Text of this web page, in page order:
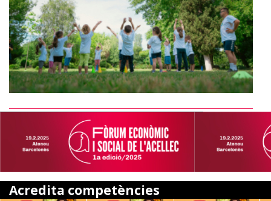
+ noticies
Acredita competències